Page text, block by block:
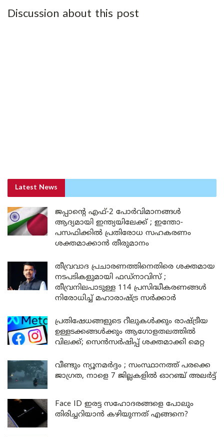
Discussion about this post
Latest News
ജപ്പാന്റെ എഫ്-2 പോർവിമാനങ്ങൾ
ആദ്യമായി ഇന്ത്യയിലേക്ക് ; ഇന്തോ-
പസഫിക്കിൽ പ്രതിരോധ സഹകരണം
ശക്തമാക്കാൻ തീരുമാനം
തീവ്രവാദ പ്രചാരണത്തിനെതിരെ ശക്തമായ
നടപടികളുമായി ഫഡ്നാവിസ് ;
തീവ്രനിലപാടുള്ള 114 പ്രസിദ്ധീകരണങ്ങൾ
നിരോധിച്ച് മഹാരാഷ്ട്ര സർക്കാർ
പ്രതിഷേധങ്ങളുടെ റീലുകൾക്കും രാഷ്ട്രീയ
ഉള്ളടക്കങ്ങൾക്കും ആഗോളതലത്തിൽ
വിലക്ക്; സെൻസർഷിപ്പ് ശക്തമാക്കി മെറ്റ
വീണ്ടും ന്യൂനമർദ്ദം ; സംസ്ഥാനത്ത് പരക്കെ
ജാഗ്രത, നാളെ 7 ജില്ലകളിൽ ഓറഞ്ച് അലർട്ട്
Face ID ഇരട്ട സഹോദരങ്ങളെ പോലും
തിരിച്ചറിയാൻ കഴിയുന്നത് എങ്ങനെ?